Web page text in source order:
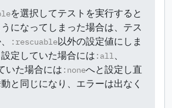
を選択してテストを実行すると
になってしまった場合は、テス
:rescuable以外の設定値にしま
定していた場合には :all 、
いた場合には :noneへと設定し直
と同じになり、エラーは出なく